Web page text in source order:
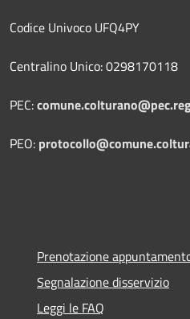
Codice Univoco UFQ4PY
Centralino Unico: 0298170118
PEC:
PEO:
Prenotazione
Segnalazione disservizio
Leggi le FAQ